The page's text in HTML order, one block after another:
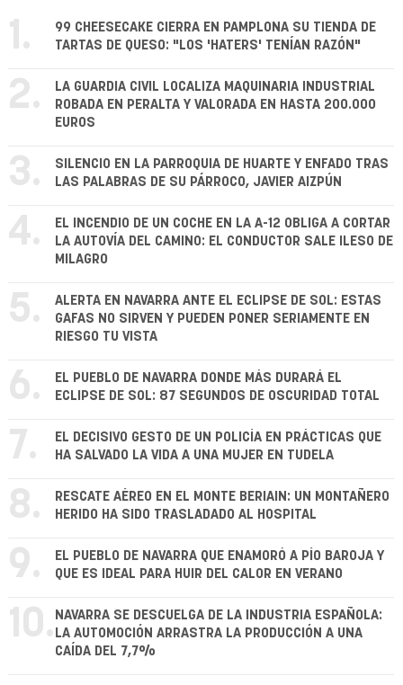
1.
99 CHEESECAKE CIERRA EN PAMPLONA SU TIENDA DE
TARTAS DE QUESO: "LOS 'HATERS' TENÍAN RAZÓN"
2.
LA GUARDIA CIVIL LOCALIZA MAQUINARIA INDUSTRIAL
ROBADA EN PERALTA Y VALORADA EN HASTA 200.000
EUROS
3.
SILENCIO EN LA PARROQUIA DE HUARTE Y ENFADO TRAS
LAS PALABRAS DE SU PÁRROCO, JAVIER AIZPÚN
4.
EL INCENDIO DE UN COCHE EN LA A-12 OBLIGA A CORTAR
LA AUTOVÍA DEL CAMINO: EL CONDUCTOR SALE ILESO DE
MILAGRO
5.
ALERTA EN NAVARRA ANTE EL ECLIPSE DE SOL: ESTAS
GAFAS NO SIRVEN Y PUEDEN PONER SERIAMENTE EN
RIESGO TU VISTA
6.
EL PUEBLO DE NAVARRA DONDE MÁS DURARÁ EL
ECLIPSE DE SOL: 87 SEGUNDOS DE OSCURIDAD TOTAL
7.
EL DECISIVO GESTO DE UN POLICÍA EN PRÁCTICAS QUE
HA SALVADO LA VIDA A UNA MUJER EN TUDELA
8.
RESCATE AÉREO EN EL MONTE BERIAIN: UN MONTAÑERO
HERIDO HA SIDO TRASLADADO AL HOSPITAL
9.
EL PUEBLO DE NAVARRA QUE ENAMORÓ A PÍO BAROJA Y
QUE ES IDEAL PARA HUIR DEL CALOR EN VERANO
10. NAVARRA SE DESCUELGA DE LA INDUSTRIA ESPAÑOLA:
LA AUTOMOCIÓN ARRASTRA LA PRODUCCIÓN A UNA
CAÍDA DEL 7,7%